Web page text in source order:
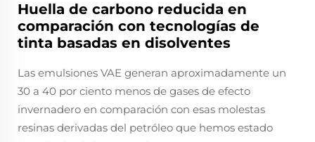
Huella de carbono reducida en
comparación con tecnologías de
tinta basadas en disolventes
Las emulsiones VAE generan aproximadamente un
30 a 40 por ciento menos de gases de efecto
invernadero en comparación con esas molestas
resinas derivadas del petróleo que hemos estado